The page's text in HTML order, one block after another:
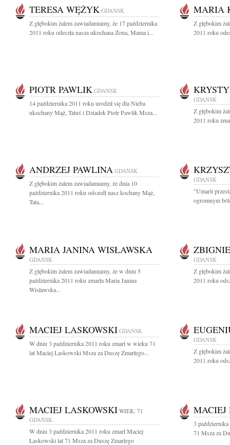
TERESA WĘŻYK GDAŃSK
Z głębokim żalem zawiadamiamy, że 17 października
2011 roku odeszła nasza ukochana Żona, Mama i...
MARIA
Z głębokim
2011 roku
PIOTR PAWLIK GDAŃSK
14 października 2011 roku urodził się dla Nieba
ukochany Mąż, Tatuś i Dziadek Piotr Pawlik Msza...
GDAŃSK
Z głębokim
2011 roku
ANDRZEJ PAWLINA GDAŃSK
Z głębokim żalem zawiadamiamy, że dnia 10
października 2011 roku odszedł nasz kochany Mąż,
Tata...
GDAŃSK
"Umarli
ogromnym
MARIA JANINA WISŁAWSKA
GDAŃSK
Z głębokim żalem zawiadamiamy, że w dniu 5
października 2011 roku zmarła Maria Janina
Wisławska...
GDAŃSK
Z głębokim
2011 roku
MACIEJ LASKOWSKI GDAŃSK
W dniu 3 października 2011 roku zmarł w wieku 71
lat Maciej Laskowski Msza za Duszę Zmarłego...
GDAŃSK
Z głębokim
2011 roku
MACIEJ LASKOWSKI WIEK: 71
GDAŃSK
W dniu 3 października 2011 roku zmarł Maciej
Laskowski lat 71 Msza za Duszę Zmarłego
MACIEJ
3
71 Msza za